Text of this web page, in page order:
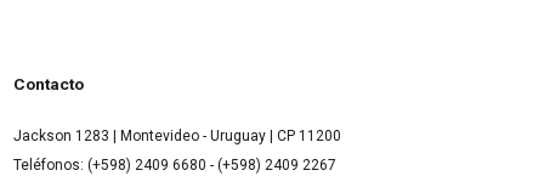
Contacto
Jackson 1283 | Montevideo - Uruguay | CP 11200
Teléfonos: (+598) 2409 6680 - (+598) 2409 2267